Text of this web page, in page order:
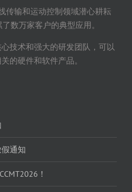
传输和运动控制领域潜心耕耘
数万家客户的典型应用。
技术和强大的研发团队，可以
的硬件和软件产品。
通知
！